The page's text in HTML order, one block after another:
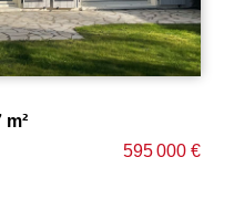
5 pièces 68 m²
322 000